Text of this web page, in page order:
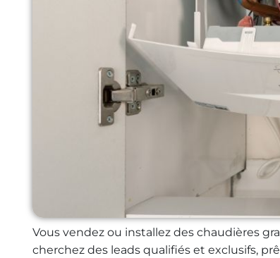
Vous vendez ou installez des chaudières
cherchez des leads qualifiés et exclusifs,